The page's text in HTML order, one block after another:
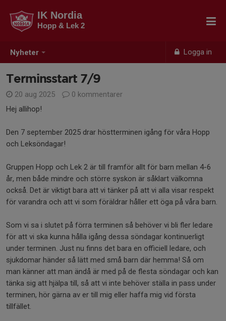
Nyheter Logga in
IK Nordia
Hopp & Lek 2
Terminsstart 7/9
20 aug 2025
0 kommentarer
Hej allihop!
Den 7 september 2025 drar höstterminen igång för våra Hopp
och Leksöndagar!
Gruppen Hopp och Lek 2 är till framför allt för barn mellan 4-6
år, men både mindre och större syskon är såklart välkomna
också. Det är viktigt bara att vi tänker på att vi alla visar respekt
för varandra och att vi som föräldrar håller ett öga på våra barn.
Som vi sa i slutet på förra terminen så behöver vi bli fler ledare
för att vi ska kunna hålla igång dessa söndagar kontinuerligt
under terminen. Just nu finns det bara en officiell ledare, och
sjukdomar händer så lätt med små barn där hemma! Så om
man känner att man ändå är med på de flesta söndagar och kan
tänka sig att hjälpa till, så att vi inte behöver ställa in pass under
terminen, hör gärna av er till mig eller haffa mig vid första
tillfället.